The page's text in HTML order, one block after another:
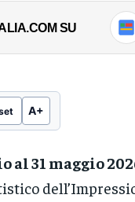
SU
A+
al 31 maggio